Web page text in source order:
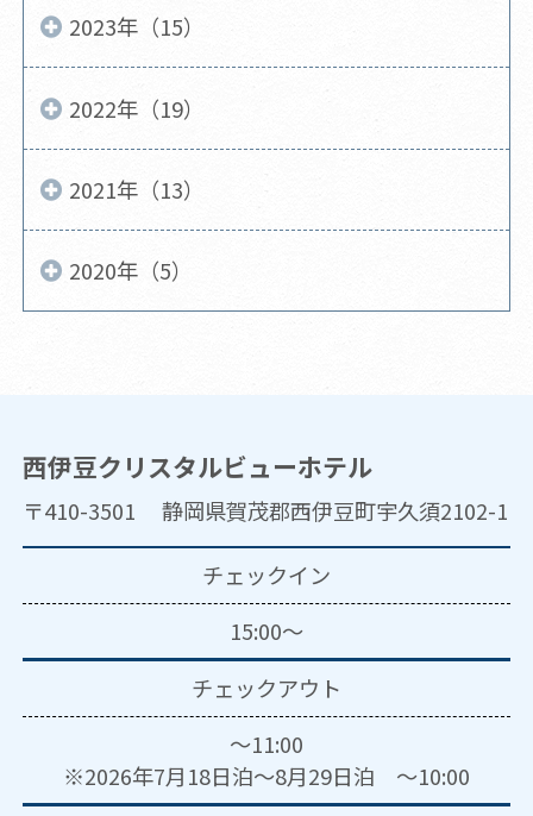
2023年（15）
2022年（19）
2021年（13）
2020年（5）
西伊豆クリスタルビューホテル
〒410-3501 静岡県賀茂郡西伊豆町宇久須2102-1
チェックイン
15:00～
チェックアウト
～11:00
※2026年7月18日泊～8月29日泊 ～10:00